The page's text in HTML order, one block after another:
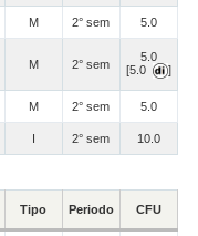
M 2° sem 5.0
M 2° sem
5.0
[5.0
]
M 2° sem 5.0
I 2° sem 10.0
Tipo Periodo CFU